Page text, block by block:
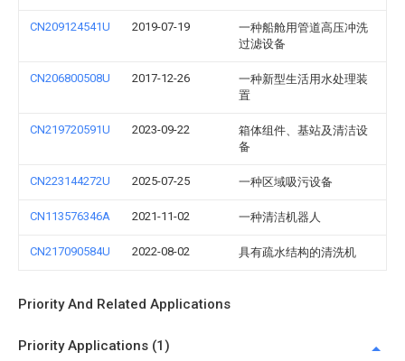
CN209124541U 2019-07-19
一种船舱用管道高压冲洗
过滤设备
CN206800508U 2017-12-26
一种新型生活用水处理装
置
CN219720591U 2023-09-22
箱体组件、基站及清洁设
备
CN223144272U 2025-07-25 一种区域吸污设备
CN113576346A 2021-11-02 一种清洁机器人
CN217090584U 2022-08-02 具有疏水结构的清洗机
Priority And Related Applications
Priority Applications (1)